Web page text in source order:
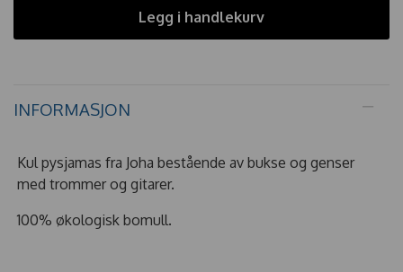
Legg i handlekurv
INFORMASJON
Kul pysjamas fra Joha bestående av bukse og genser
med trommer og gitarer.
100% økologisk bomull.